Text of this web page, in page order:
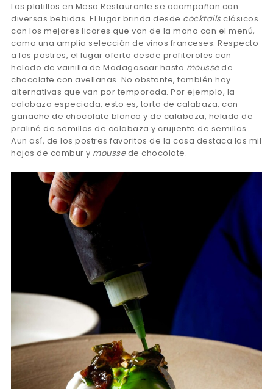
Los platillos en Mesa Restaurante se acompañan con
diversas bebidas. El lugar brinda desde cocktailsclásicos
con los mejores licores que van de la mano con el menú,
como una amplia selección de vinos franceses. Respecto
a los postres, el lugar oferta desde profiteroles con
helado de vainilla de Madagascar hasta moussede
chocolate con avellanas. No obstante, también hay
alternativas que van por temporada. Por ejemplo, la
calabaza especiada, esto es, torta de calabaza, con
ganache de chocolate blanco y de calabaza, helado de
praliné de semillas de calabaza y crujiente de semillas.
Aun así, de los postres favoritos de la casa destaca las mil
hojas de cambur y moussede chocolate.